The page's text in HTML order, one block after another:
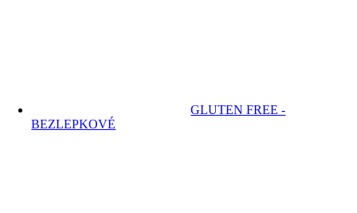
GLUTEN FREE -
BEZLEPKOVÉ